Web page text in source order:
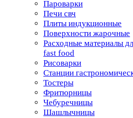
Пароварки
Печи свч
Плиты индукционные
Поверхности жарочные
Расходные материалы
fast food
Рисоварки
Станции
Тостеры
Фритюрницы
Чебуречницы
Шашлычницы